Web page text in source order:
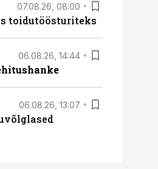
07.08.26, 08:00
toidutöösturiteks
06.08.26, 14:44
06.08.26, 13:07